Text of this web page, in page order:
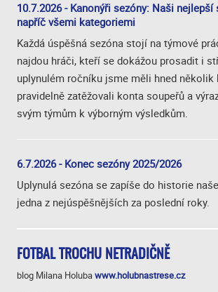
10.7.2026 - Kanonýři sezóny: Naši
napříč všemi kategoriemi
Každá úspěšná sezóna stojí na týmové
najdou hráči, kteří se dokážou prosadit i
uplynulém ročníku jsme měli hned několik
pravidelně zatěžovali konta soupeřů a
svým týmům k výborným výsledkům.
6.7.2026 - Konec sezóny 2025/2026
Uplynulá sezóna se zapíše do historie
jedna z nejúspěšnějších za poslední roky.
FOTBAL TROCHU NETRADIČNĚ
blog Milana Holubawww.holubnastrese.cz